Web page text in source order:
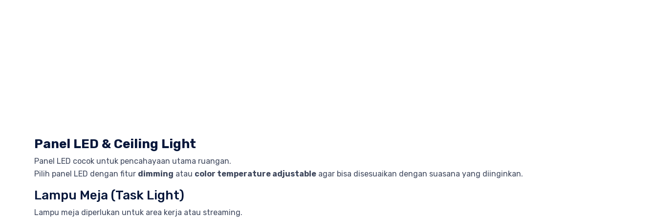
Panel LED & Ceiling Light
Panel LED cocok untuk pencahayaan utama ruangan.
Pilih panel LED dengan fitur dimming atau color temperature adjustable agar bisa disesuaikan dengan suasana yang diinginkan.
Lampu Meja (Task Light)
Lampu meja diperlukan untuk area kerja atau streaming.